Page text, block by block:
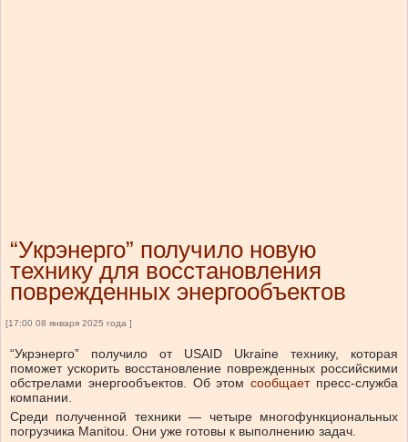
“Укрэнерго” получило новую
технику для восстановления
поврежденных энергообъектов
[17:00 08 января 2025 года ]
“Укрэнерго” получило от USAID Ukraine технику, которая
поможет ускорить восстановление поврежденных российскими
обстрелами энергообъектов. Об этом сообщает пресс-служба
компании.
Среди полученной техники — четыре многофункциональных
погрузчика Manitou. Они уже готовы к выполнению задач.